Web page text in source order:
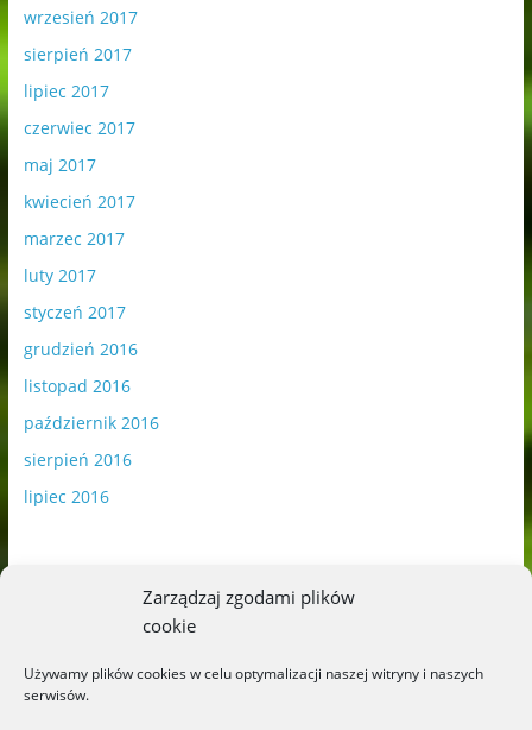
Zarządzaj zgodami plików
cookie
Używamy plików cookies w celu optymalizacji naszej witryny i naszych
serwisów.
wrzesień 2017
sierpień 2017
lipiec 2017
czerwiec 2017
maj 2017
kwiecień 2017
marzec 2017
luty 2017
styczeń 2017
grudzień 2016
listopad 2016
październik 2016
sierpień 2016
lipiec 2016